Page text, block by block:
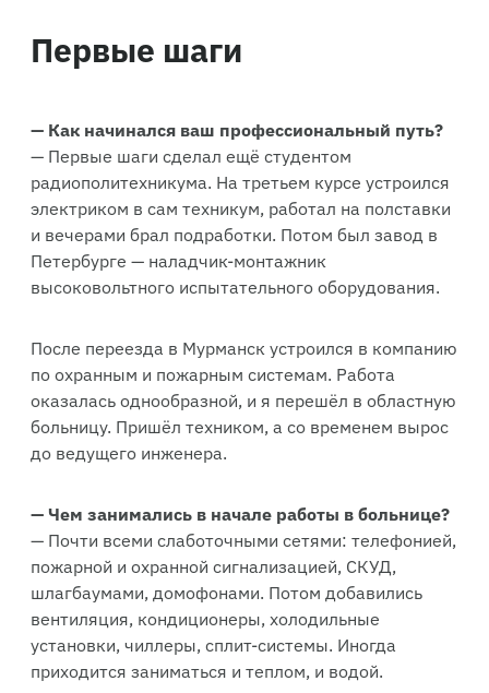
Первые шаги
— Как начинался ваш профессиональный путь?
— Первые шаги сделал ещё студентом
радиополитехникума. На третьем курсе устроился
электриком в сам техникум, работал на полставки
и вечерами брал подработки. Потом был завод в
Петербурге — наладчик-монтажник
высоковольтного испытательного оборудования.
После переезда в Мурманск устроился в компанию
по охранным и пожарным системам. Работа
оказалась однообразной, и я перешёл в областную
больницу. Пришёл техником, а со временем вырос
до ведущего инженера.
— Чем занимались в начале работы в больнице?
— Почти всеми слаботочными сетями: телефонией,
пожарной и охранной сигнализацией, СКУД,
шлагбаумами, домофонами. Потом добавились
вентиляция, кондиционеры, холодильные
установки, чиллеры, сплит-системы. Иногда
приходится заниматься и теплом, и водой.